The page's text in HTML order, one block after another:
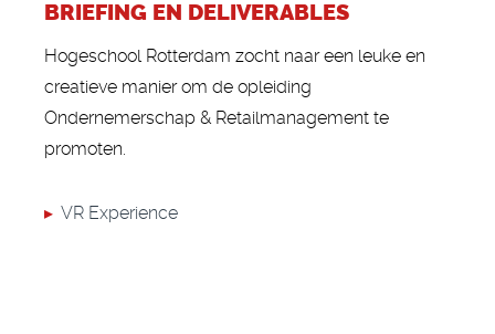
BRIEFING EN DELIVERABLES
Hogeschool Rotterdam zocht naar een leuke en
creatieve manier om de opleiding
Ondernemerschap & Retailmanagement te
promoten.
▸ VR Experience